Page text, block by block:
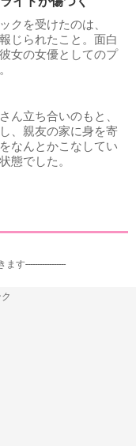
クを受けたのは、
じられたこと。面白
女の女優としてのプ
ん立ち合いのもと、
、親友の家に身を寄
なんとかこなしてい
態でした。
す-----------------